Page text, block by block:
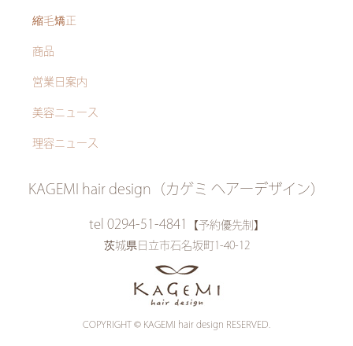
縮毛矯正
商品
営業日案内
美容ニュース
理容ニュース
KAGEMI hair design（カゲミ ヘアーデザイン）
tel 0294-51-4841
【予約優先制】
茨城県日立市石名坂町1-40-12
COPYRIGHT © KAGEMI hair design RESERVED.